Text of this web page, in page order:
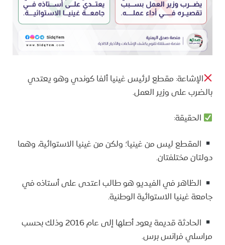
الإشاعة: مقطع لرئيس غينيا ألفا كوندي وهو يعتدي
بالضرب على وزير العمل.
الحقيقة:
المقطع ليس من غينيا؛ ولكن من غينيا الاستوائية، وهما
دولتان مختلفتان.
الظاهر في الفيديو هو طالب اعتدى على أستاذه في
جامعة غينيا الاستوائية الوطنية.
الحادثة قديمة يعود أصلها إلى عام 2016 وذلك بحسب
مراسلي فرانس برس.